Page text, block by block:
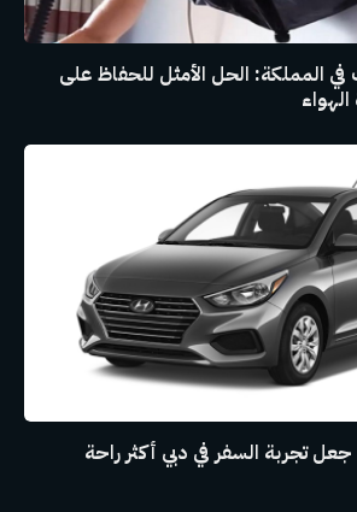
المملكة: الحل الأمثل للحفاظ على
جعل تجربة السفر في دبي أكثر راحة